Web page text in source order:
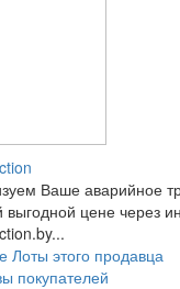
Ваше аварийное
выгодной цене через
Лоты этого продавца
покупателей